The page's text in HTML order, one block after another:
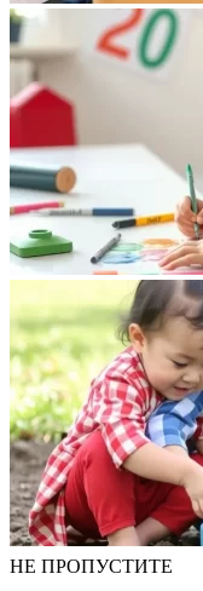
НЕ ПРОПУСТИТЕ